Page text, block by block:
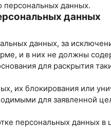
персональных данных.
данных
данных, за
и в них не должны
для раскрытия
их блокирования или
для заявленной
персональных данных